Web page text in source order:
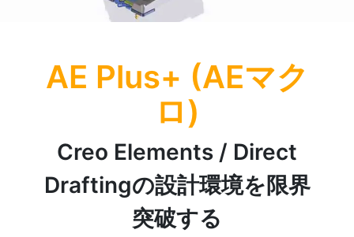
AE Plus+ (AEマク
ロ)
Creo Elements / Direct
Draftingの設計環境を限界
突破する